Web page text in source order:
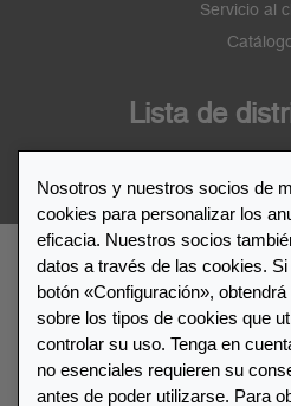
Servicio al
Lista de
Nosotros y nuestros socios de
cookies para personalizar los
eficacia. Nuestros socios
datos a través de las cookies.
botón «Configuración»,
sobre los tipos de cookies que
controlar su uso. Tenga en
no esenciales requieren su
antes de poder utilizarse. Para
© 2026